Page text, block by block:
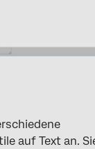
auf Text an.